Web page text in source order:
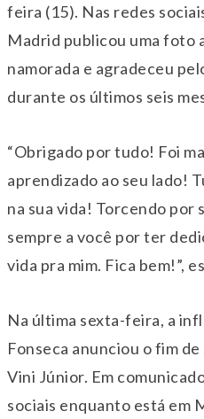
feira (15). Nas redes
Madrid publicou uma foto
namorada e agradeceu
durante os últimos seis
“Obrigado por tudo! Foi
aprendizado ao seu lado!
na sua vida! Torcendo por
sempre a você por ter
vida pra mim. Fica bem!”,
Na última sexta-feira, a
Fonseca anunciou o fim
Vini Júnior. Em
sociais enquanto está em